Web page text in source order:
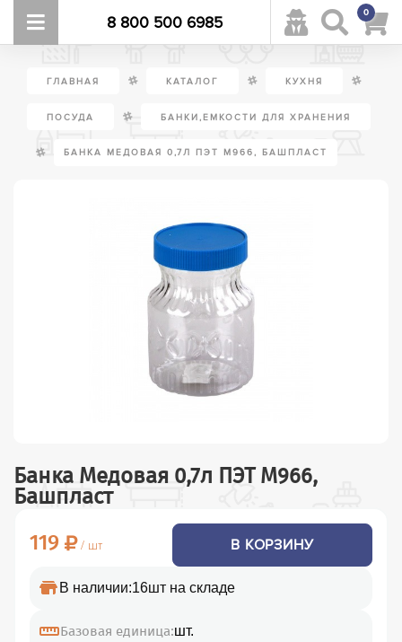
8 800 500 6985
0
ГЛАВНАЯ / КАТАЛОГ / КУХНЯ /
ПОСУДА / БАНКИ,ЕМКОСТИ ДЛЯ ХРАНЕНИЯ
/ БАНКА МЕДОВАЯ 0,7Л ПЭТ М966, БАШПЛАСТ
Банка Медовая 0,7л ПЭТ М966,
Башпласт
119
/ шт В КОРЗИНУ
В наличии:16шт на складе
Базовая единица:шт.